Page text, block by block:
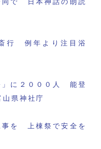
行 例年より注目浴
」に２０００人 能登
県神社庁
事を 上棟祭で安全を